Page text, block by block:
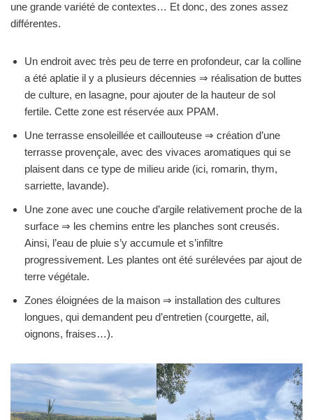
une grande variété de contextes… Et donc, des zones assez
différentes.
Un endroit avec très peu de terre en profondeur, car la colline
a été aplatie il y a plusieurs décennies ⇒ réalisation de buttes
de culture, en lasagne, pour ajouter de la hauteur de sol
fertile. Cette zone est réservée aux PPAM.
Une terrasse ensoleillée et caillouteuse ⇒ création d’une
terrasse provençale, avec des vivaces aromatiques qui se
plaisent dans ce type de milieu aride (ici, romarin, thym,
sarriette, lavande).
Une zone avec une couche d’argile relativement proche de la
surface ⇒ les chemins entre les planches sont creusés.
Ainsi, l’eau de pluie s’y accumule et s’infiltre
progressivement. Les plantes ont été surélevées par ajout de
terre végétale.
Zones éloignées de la maison ⇒ installation des cultures
longues, qui demandent peu d’entretien (courgette, ail,
oignons, fraises…).